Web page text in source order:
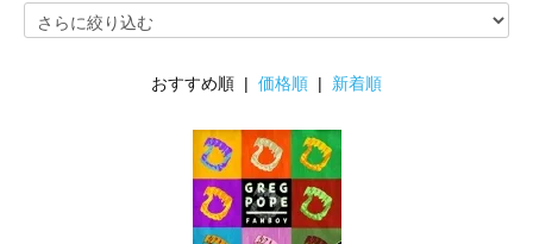
おすすめ順 | 価格順 | 新着順